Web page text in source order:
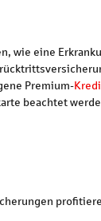
wie eine
Premium-
beachtet